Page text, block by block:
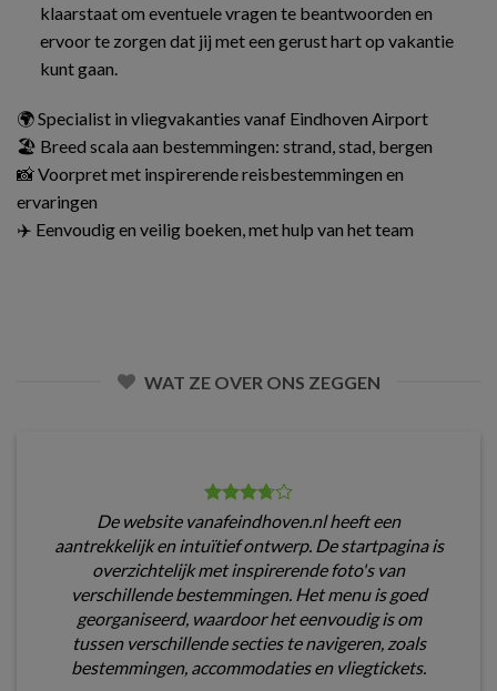
klaarstaat om eventuele vragen te beantwoorden en
ervoor te zorgen dat jij met een gerust hart op vakantie
kunt gaan.
🌍 Specialist in vliegvakanties vanaf Eindhoven Airport
🏖️ Breed scala aan bestemmingen: strand, stad, bergen
📸 Voorpret met inspirerende reisbestemmingen en
ervaringen
✈️ Eenvoudig en veilig boeken, met hulp van het team
WAT ZE OVER ONS ZEGGEN
De website vanafeindhoven.nl heeft een
aantrekkelijk en intuïtief ontwerp. De startpagina is
overzichtelijk met inspirerende foto's van
verschillende bestemmingen. Het menu is goed
georganiseerd, waardoor het eenvoudig is om
tussen verschillende secties te navigeren, zoals
bestemmingen, accommodaties en vliegtickets.